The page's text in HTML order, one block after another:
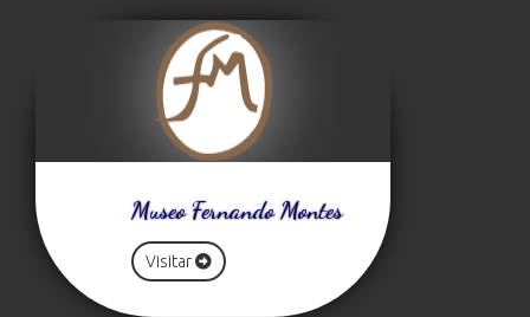
Museo Fernando Montes
Visitar